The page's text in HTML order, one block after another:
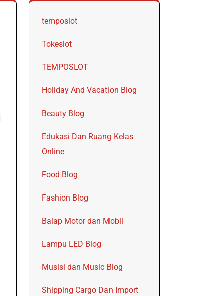
temposlot
Tokeslot
TEMPOSLOT
Holiday And Vacation Blog
Beauty Blog
Edukasi Dan Ruang Kelas
Online
Food Blog
Fashion Blog
Balap Motor dan Mobil
Lampu LED Blog
Musisi dan Music Blog
Shipping Cargo Dan Import